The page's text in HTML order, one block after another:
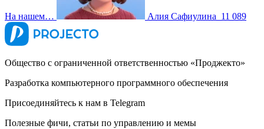
На нашем… Алия Сафиулина 11 089
Общество с ограниченной ответственностью «Проджекто»
Разработка компьютерного программного обеспечения
Присоединяйтесь к нам в Telegram
Полезные фичи, статьи по управлению и мемы